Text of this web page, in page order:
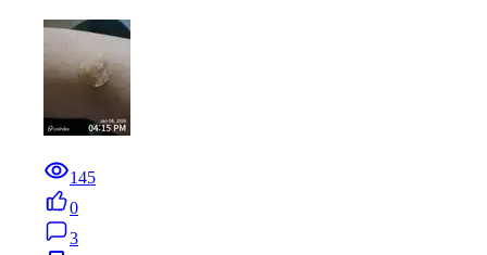
145
0
3